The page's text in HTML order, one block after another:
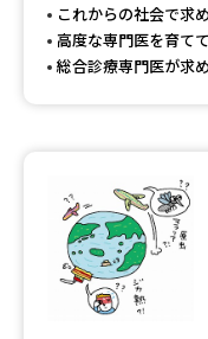
留学・進学関連、塾・予備
高等学校（情報）教員資格
これからの社会で求
高度な専門医を育て
総合診療専門医が求